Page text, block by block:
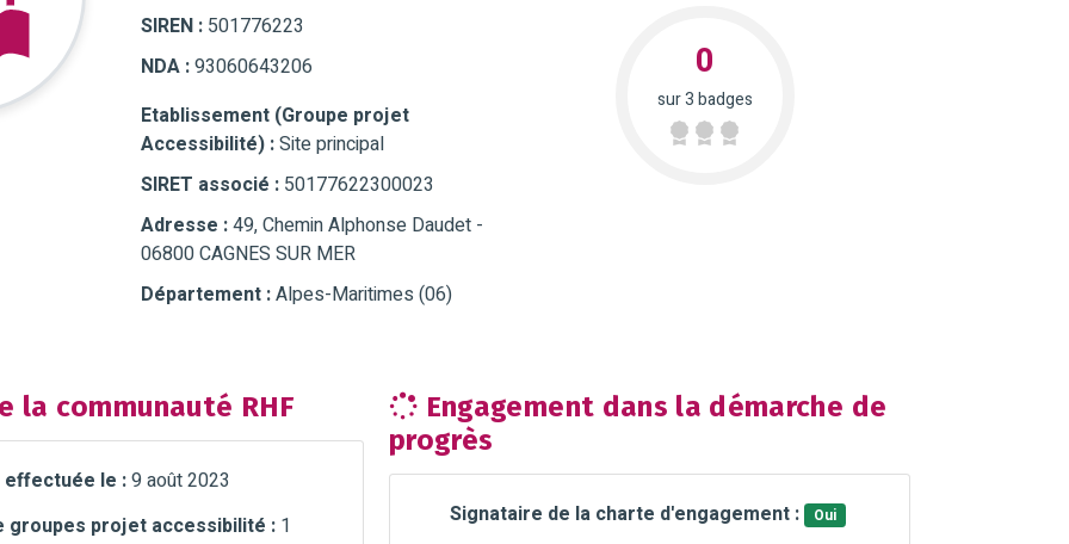
SIREN : 501776223
NDA :93060643206
Etablissement (Groupe projet
Accessibilité) :Site principal
SIRET associé : 50177622300023
Adresse :49, Chemin Alphonse Daudet -
06800 CAGNES SUR MER
Département :Alpes-Maritimes (06)
0
sur 3 badges
la communauté RHF
le :9 août 2023
groupes projet accessibilité :1
Engagement dans la démarche de
progrès
Signataire de la charte d'engagement : Oui